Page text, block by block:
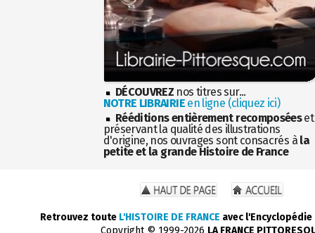
DÉCOUVREZ nos titres sur...
NOTRE LIBRAIRIEen ligne (cliquez ici)
Rééditions entièrement recomposéeset
préservant la qualité des illustrations
d'origine, nos ouvrages sont consacrés à la
petite et la grande Histoire de France
Retrouvez toute L'HISTOIRE DE FRANCE avec
Copyright © 1999-2026 LA FRANCE